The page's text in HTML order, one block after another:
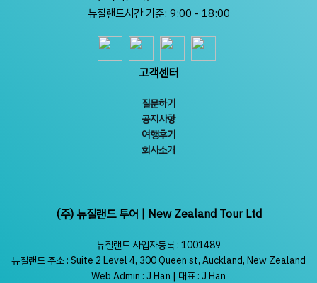
(주) 뉴질랜드 투어 | New Zealand Tour Ltd
뉴질랜드 사업자등록 : 1001489
뉴질랜드 주소 : Suite 2 Level 4, 300 Queen st, Auckland, New Zealand
Web Admin : J Han | 대표 : J Han
뉴질랜드시간 기준: 9:00 - 18:00
고객센터
질문하기
공지사항
여행후기
회사소개